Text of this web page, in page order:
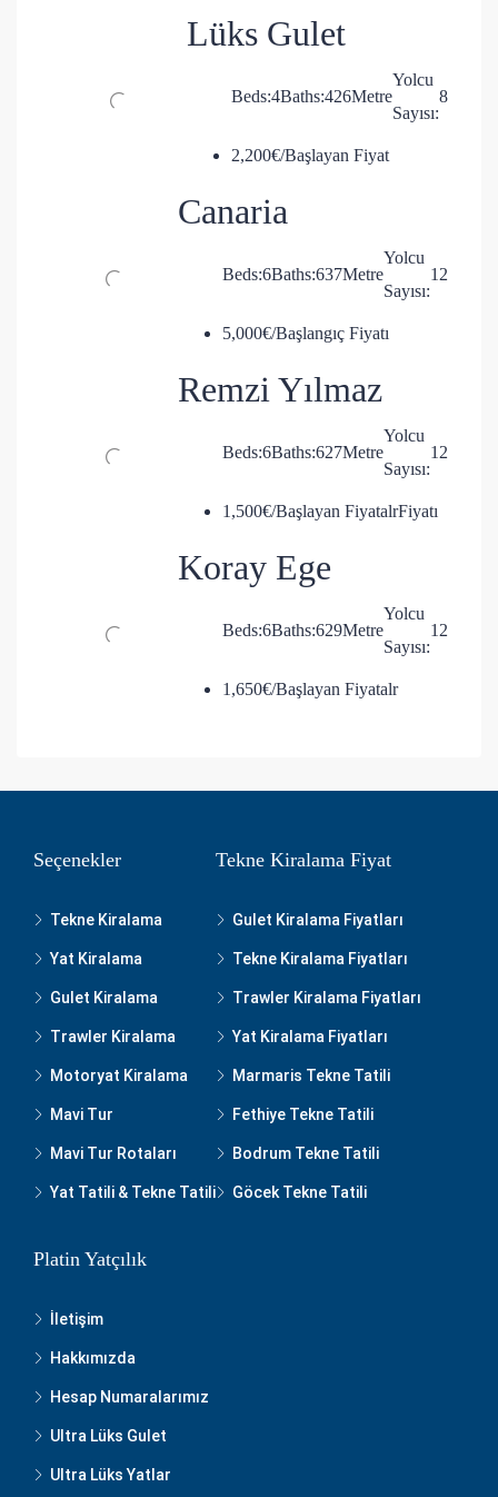
Lüks Gulet
Beds:4Baths:426Metre
Yolcu
Sayısı:
8
2,200€/Başlayan Fiyat
Canaria
Beds:6Baths:637Metre
Yolcu
Sayısı:
12
5,000€/Başlangıç Fiyatı
Remzi Yılmaz
Beds:6Baths:627Metre
Yolcu
Sayısı:
12
1,500€/Başlayan FiyatalrFiyatı
Koray Ege
Beds:6Baths:629Metre
Yolcu
Sayısı:
12
1,650€/Başlayan Fiyatalr
Seçenekler
Tekne Kiralama
Yat Kiralama
Gulet Kiralama
Trawler Kiralama
Motoryat Kiralama
Mavi Tur
Mavi Tur Rotaları
Yat Tatili & Tekne Tatili
Tekne Kiralama Fiyat
Gulet Kiralama Fiyatları
Tekne Kiralama Fiyatları
Trawler Kiralama Fiyatları
Yat Kiralama Fiyatları
Marmaris Tekne Tatili
Fethiye Tekne Tatili
Bodrum Tekne Tatili
Göcek Tekne Tatili
Platin Yatçılık
İletişim
Hakkımızda
Hesap Numaralarımız
Ultra Lüks Gulet
Ultra Lüks Yatlar